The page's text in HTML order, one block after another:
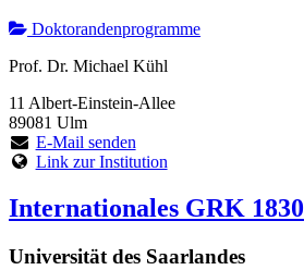
Doktorandenprogramme
Prof. Dr. Michael Kühl
11 Albert-Einstein-Allee
89081 Ulm
E-Mail senden
Link zur Institution
Internationales GRK 1830
Universität des Saarlandes